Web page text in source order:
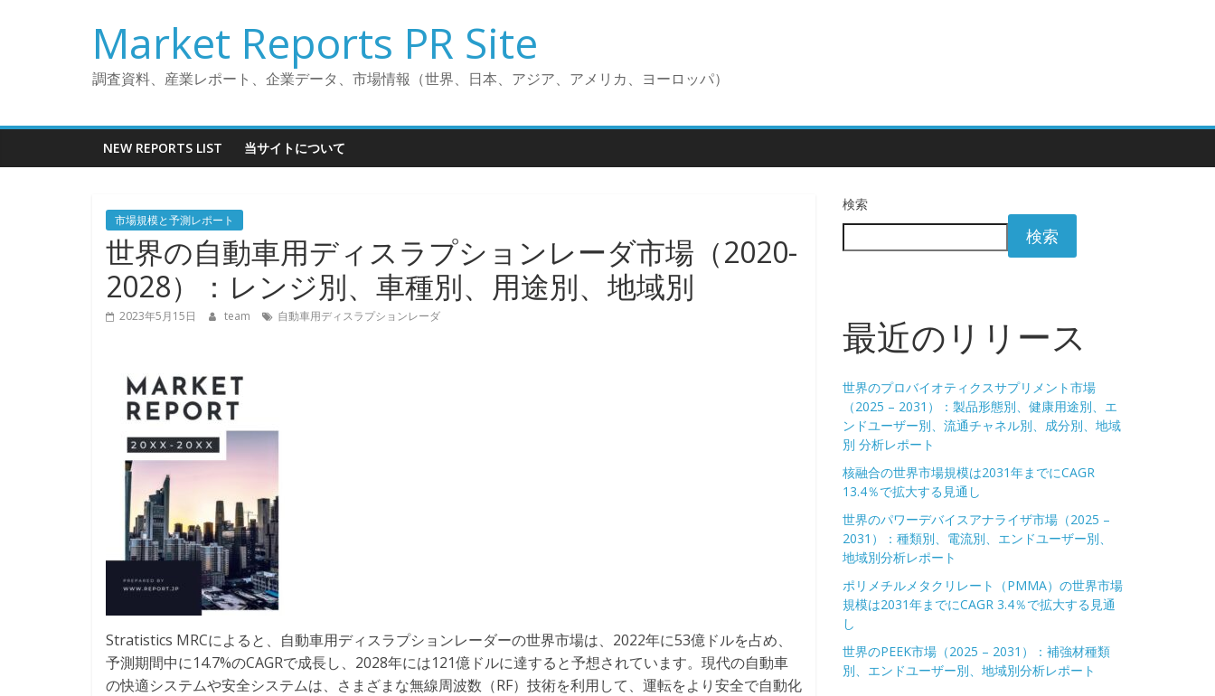
へ
キ
Market Reports PR Site
調査資料、産業レポート、企業データ、市場情報（世界、日本、アジア、アメリカ、ヨーロッパ）
NEW REPORTS LIST 当サイトについて
市場規模と予測レポート
世界の自動車用ディスラプションレーダ市場（2020-
2028）：レンジ別、車種別、用途別、地域別
2023年5月15日 team 自動車用ディスラプションレーダ
Stratistics MRCによると、自動車用ディスラプションレーダーの世界市場は、2022年に53億ドルを占め、
予測期間中に14.7%のCAGRで成長し、2028年には121億ドルに達すると予想されています。現代の自動車
の快適システムや安全システムは、さまざまな無線周波数（RF）技術を利用して、運転をより安全で自動化
検索
検索
最近のリリース
世界のプロバイオティクスサプリメント市場
（2025 – 2031）：製品形態別、健康用途別、エ
ンドユーザー別、流通チャネル別、成分別、地域
別 分析レポート
核融合の世界市場規模は2031年までにCAGR
13.4％で拡大する見通し
世界のパワーデバイスアナライザ市場（2025 –
2031）：種類別、電流別、エンドユーザー別、
地域別分析レポート
ポリメチルメタクリレート（PMMA）の世界市場
規模は2031年までにCAGR 3.4％で拡大する見通
し
世界のPEEK市場（2025 – 2031）：補強材種類
別、エンドユーザー別、地域別分析レポート